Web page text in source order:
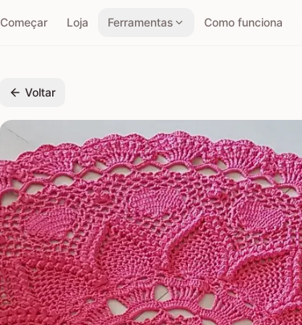
Começar Loja Ferramentas Como funciona
Voltar